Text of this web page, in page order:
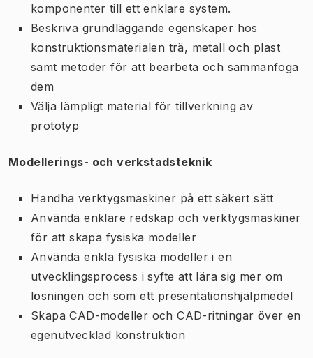
komponenter till ett enklare system.
Beskriva grundläggande egenskaper hos
konstruktionsmaterialen trä, metall och plast
samt metoder för att bearbeta och sammanfoga
dem
Välja lämpligt material för tillverkning av
prototyp
Modellerings- och verkstadsteknik
Handha verktygsmaskiner på ett säkert sätt
Använda enklare redskap och verktygsmaskiner
för att skapa fysiska modeller
Använda enkla fysiska modeller i en
utvecklingsprocess i syfte att lära sig mer om
lösningen och som ett presentationshjälpmedel
Skapa CAD-modeller och CAD-ritningar över en
egenutvecklad konstruktion